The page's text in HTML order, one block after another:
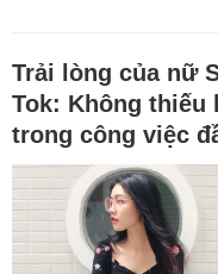
Trải lòng của nữ
Tok: Không thiếu
trong công việc